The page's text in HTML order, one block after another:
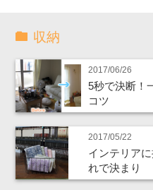
収納
2017/06/26
5秒で決断！
コツ
2017/05/22
インテリア
れで決まり